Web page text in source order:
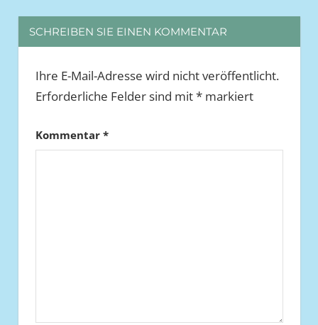
SCHREIBEN SIE EINEN KOMMENTAR
Ihre E-Mail-Adresse wird nicht veröffentlicht.
Erforderliche Felder sind mit*markiert
Kommentar *